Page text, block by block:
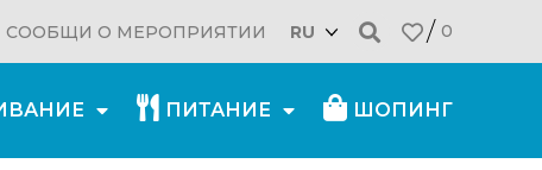
СООБЩИ О МЕРОПРИЯТИИ RU 0
ПИТАНИЕ ШОПИНГ